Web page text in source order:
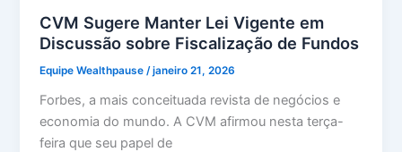
CVM Sugere Manter Lei Vigente em
Discussão sobre Fiscalização de Fundos
Equipe Wealthpause/janeiro 21, 2026
Forbes, a mais conceituada revista de negócios e
economia do mundo. A CVM afirmou nesta terça-
feira que seu papel de